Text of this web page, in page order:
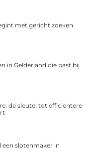
met gericht zoeken
in Gelderland die past bij
de sleutel tot efficiëntere
een slotenmaker in